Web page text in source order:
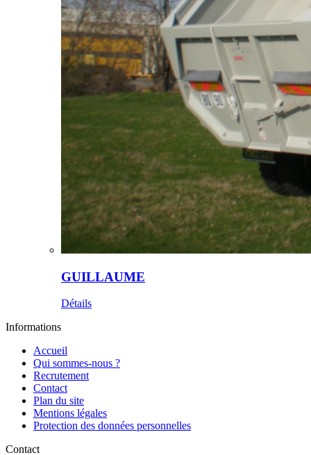
GUILLAUME
Détails
Informations
Accueil
Qui sommes-nous ?
Recrutement
Contact
Plan du site
Mentions légales
Protection des données personnelles
Contact